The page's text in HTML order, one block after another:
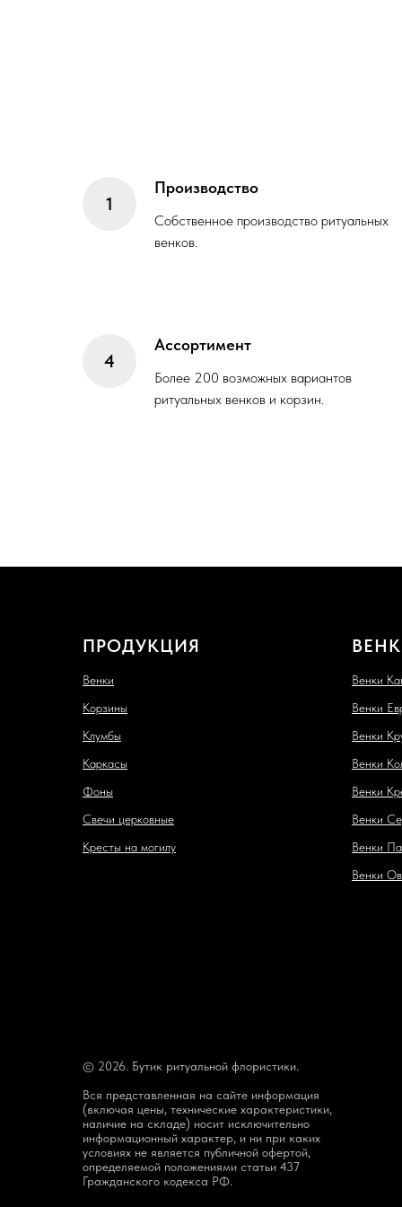
Производство
Собственное производство ритуальных
венков.
Ассортимент
Более 200 возможных вариантов
ритуальных венков и корзин.
ПРОДУКЦИЯ
Венки
Корзины
Клумбы
Каркасы
Фоны
Свечи церковные
Кресты на могилу
Венки
Венки
Венки
Венки
Венки
Венки
Венки
Венки
© 2026. Бутик ритуальной флористики.
Вся представленная на сайте информация
(включая цены, технические характеристики,
наличие на складе) носит исключительно
информационный характер, и ни при каких
условиях не является публичной офертой,
определяемой положениями статьи 437
Гражданского кодекса РФ.